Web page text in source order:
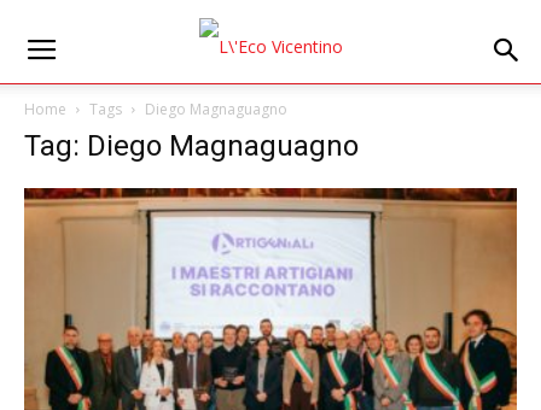
Home Tags Diego Magnaguagno
Tag: Diego Magnaguagno